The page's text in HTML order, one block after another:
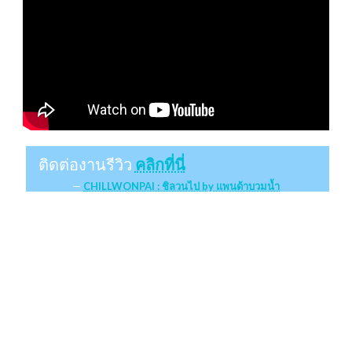
ติดต่องานรีวิว คลิกที่นี่
CHILLWONPAI : ชิลวนไป by แพนด้าบวมน้ำ